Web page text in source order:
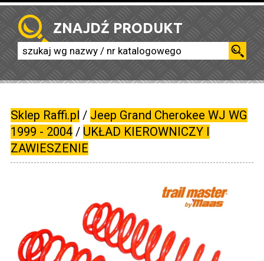
ZNAJDŹ PRODUKT
Sklep Raffi.pl / Jeep Grand Cherokee WJ WG
1999 - 2004/ UKŁAD KIEROWNICZY I
ZAWIESZENIE